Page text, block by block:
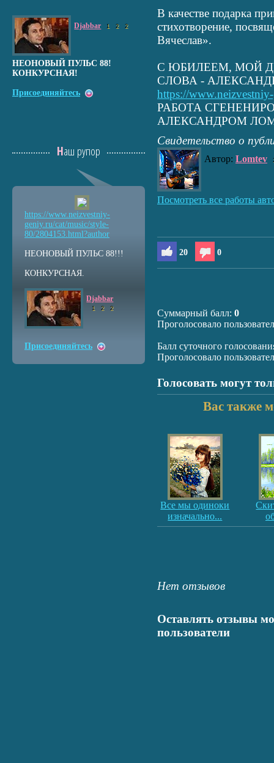
В качестве подарка
стихотворение,
Вячеслав».
С ЮБИЛЕЕМ, МОЙ
СЛОВА -
https://
РАБОТА
АЛЕКСАНДРОМ
Свидетельство о
Автор: Lomtev
Посмотреть все работы
20 0
Суммарный балл: 0
Проголосовало
Балл суточного
Проголосовало
Голосовать могут
Вас также
Все мы одиноки
изначально...
Нет отзывов
Оставлять отзывы
пользователи
Djabbar 1 2 2
НЕОНОВЫЙ ПУЛЬС 88!
КОНКУРСНАЯ!
Присоединяйтесь
Наш рупор
https://www.neizvestniy-
geniy.ru/cat/music/style-
80/2804153.html?author
НЕОНОВЫЙ ПУЛЬС 88!!!
КОНКУРСНАЯ.
Djabbar
1 2 2
Присоединяйтесь